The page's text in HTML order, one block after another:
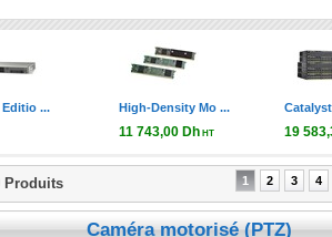
High-Density Mo ...
11 743,00 DhHT
Catalyst 2960-
19 583,33 Dh
Produits 1 2 3 4
Caméra motorisé (PTZ)